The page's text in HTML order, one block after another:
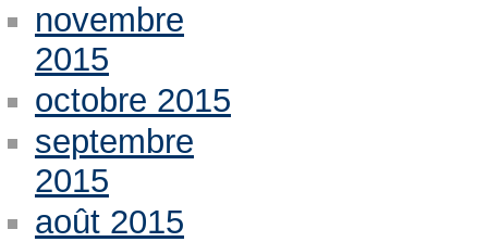
novembre
2015
octobre 2015
septembre
2015
août 2015